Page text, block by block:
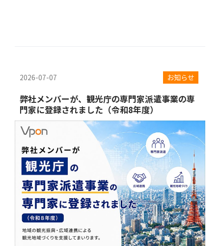
2026-07-07 お知らせ
弊社メンバーが、観光庁の専門家派遣事業の専
門家に登録されました（令和8年度）